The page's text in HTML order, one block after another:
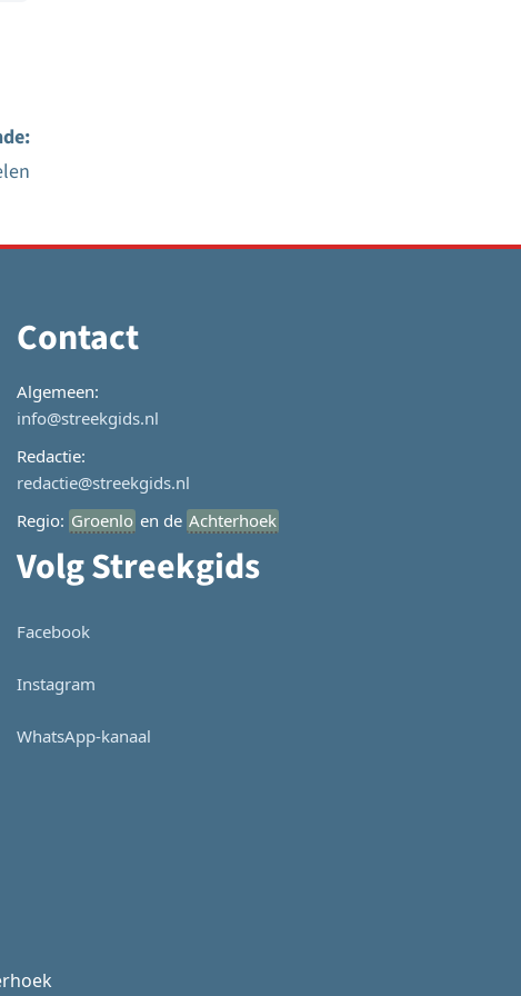
Contact
Algemeen:
info@streekgids.nl
Redactie:
redactie@streekgids.nl
Regio: Groenlo en de Achterhoek
Volg Streekgids
Facebook
Instagram
WhatsApp-kanaal